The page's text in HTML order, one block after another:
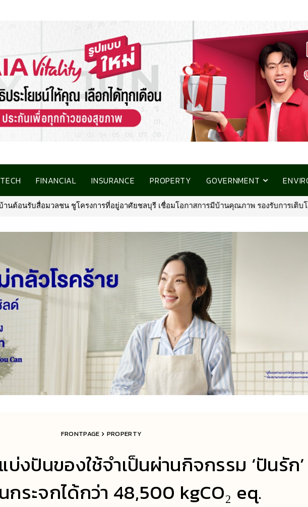
TECH FINANCIAL INSURANCE PROPERTY GOVERNMENT
มีบ้านคุณภาพ รองรับการเติบโตพื้นที่ EEC• พรูเด็นเชียล ประเทศไทย จับมือ มิชลิน ไกด์
FRONTPAGE PROPERTY
บ่งปันของใช้จำเป็นผ่านกิจกรรม ‘ปันรัก
กระจกได้กว่า 48,500 kgCO₂ eq.